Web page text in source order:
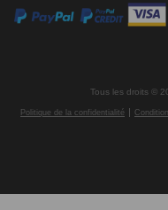
Tous les droits ©
Politique de la confidentialité